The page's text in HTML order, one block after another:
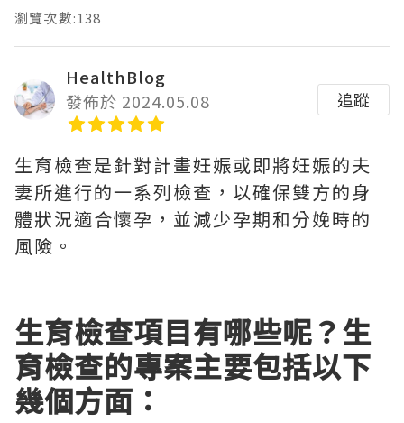
瀏覽次數:138
HealthBlog
發佈於 2024.05.08
追蹤
生育檢查是針對計畫妊娠或即將妊娠的夫
妻所進行的一系列檢查，以確保雙方的身
體狀況適合懷孕，並減少孕期和分娩時的
風險。
生育檢查項目有哪些呢？生
育檢查的專案主要包括以下
幾個方面：